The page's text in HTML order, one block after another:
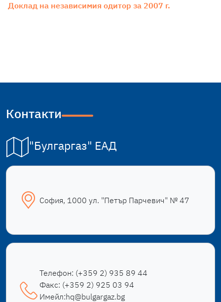
Доклад на независимия одитор за 2007 г.
Контакти
"Булгаргаз" ЕАД
София, 1000 ул. "Петър Парчевич" № 47
Телефон: (+359 2) 935 89 44
Факс: (+359 2) 925 03 94
Имейл:hq@bulgargaz.bg